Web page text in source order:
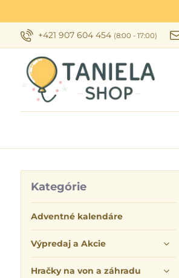
+421 907 604 454 (8:00 - 17:00)
Kategórie
Adventné kalendáre
Výpredaj a Akcie
Hračky na von a záhradu